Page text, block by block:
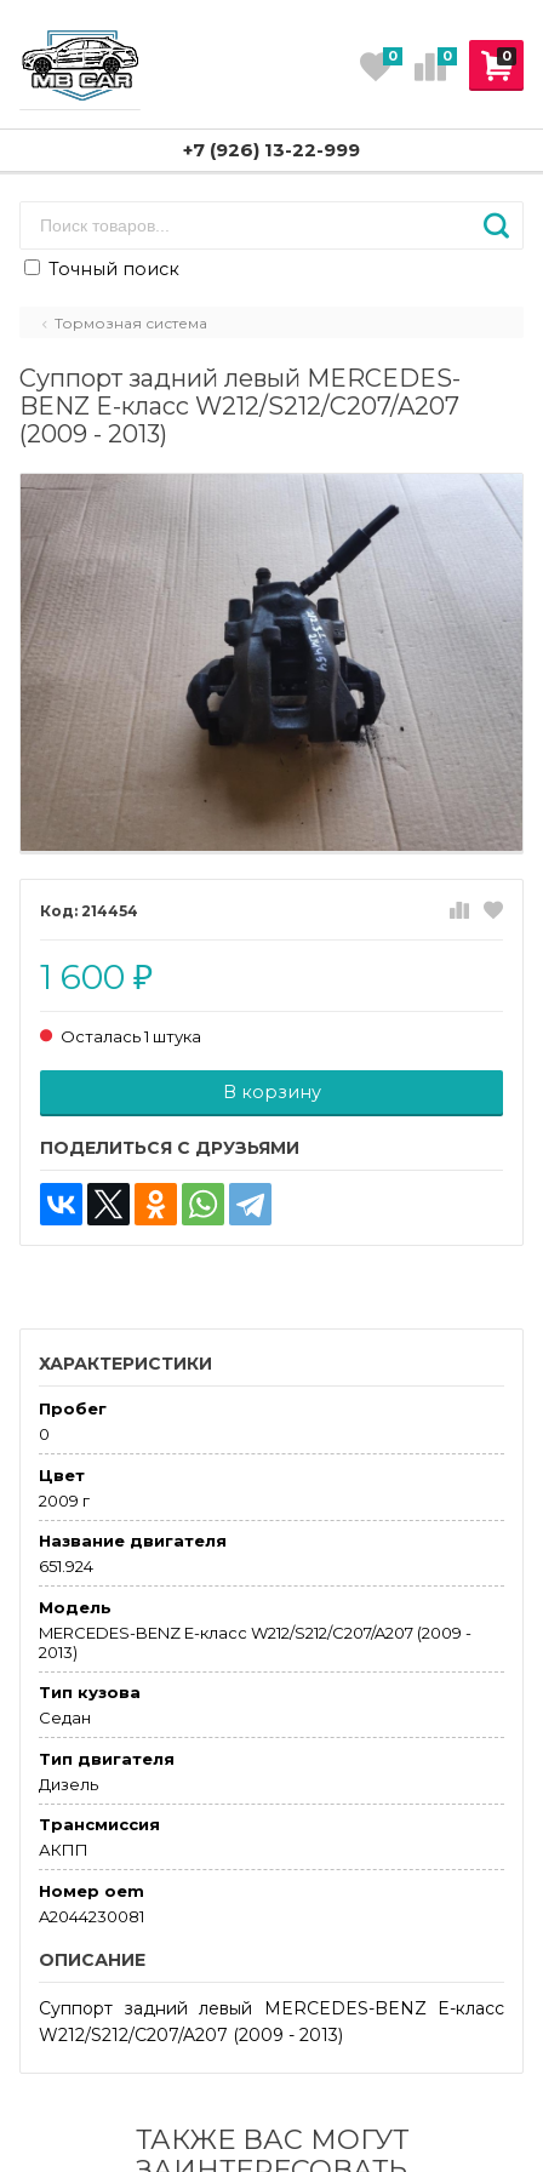
0
0 0
+7 (926) 13-22-999
Точный поиск
Тормозная система
Суппорт задний левый MERCEDES-
BENZ E-класс W212/S212/C207/A207
(2009 - 2013)
214454
1 600 ₽
Осталась 1 штука
В корзину
ПОДЕЛИТЬСЯ С ДРУЗЬЯМИ
ХАРАКТЕРИСТИКИ
Пробег
0
Цвет
2009 г
Название двигателя
651.924
Модель
MERCEDES-BENZ E-класс W212/S212/C207/A207 (2009 -
2013)
Тип кузова
Седан
Тип двигателя
Дизель
Трансмиссия
АКПП
Номер oem
A2044230081
ОПИСАНИЕ
Суппорт задний левый MERCEDES-BENZ E-класс
W212/S212/C207/A207 (2009 - 2013)
ТАКЖЕ ВАС МОГУТ